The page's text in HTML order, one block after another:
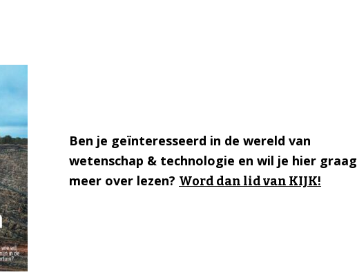
Ben je geïnteresseerd in de wereld van
wetenschap & technologie en wil je hier graag
meer over lezen? Word dan lid van KIJK!